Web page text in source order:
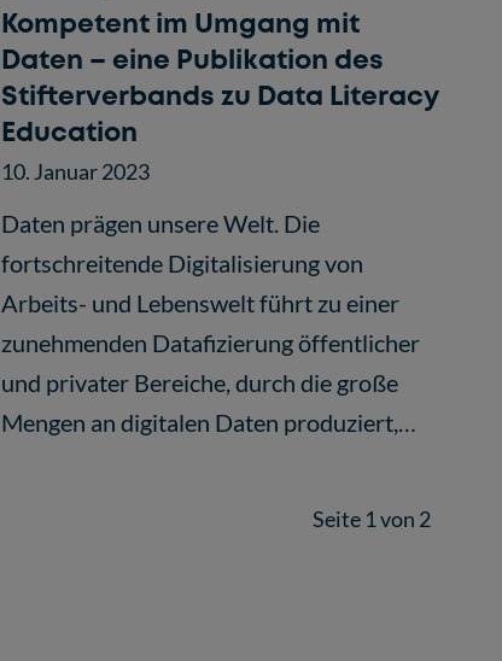
Kompetent im Umgang mit
Daten – eine Publikation des
Stifterverbands zu Data Literacy
Education
10. Januar 2023
Daten prägen unsere Welt. Die
fortschreitende Digitalisierung von
Arbeits- und Lebenswelt führt zu einer
zunehmenden Datafizierung öffentlicher
und privater Bereiche, durch die große
Mengen an digitalen Daten produziert,…
Seite 1 von 2